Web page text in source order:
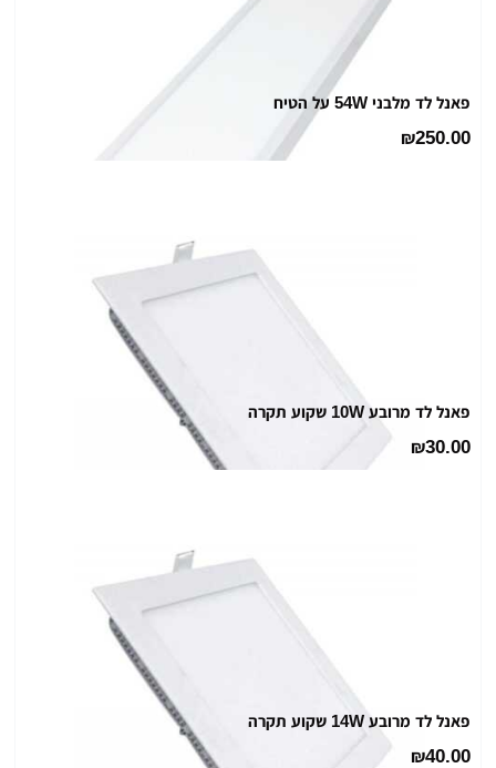
פאנל לד מלבני 54W על הטיח
₪250.00
פאנל לד מרובע 10W שקוע תקרה
₪30.00
פאנל לד מרובע 14W שקוע תקרה
₪40.00